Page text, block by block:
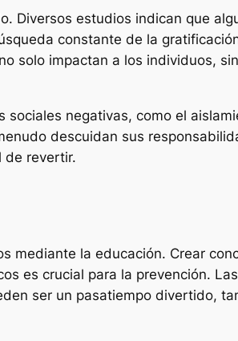
Diversos estudios indican que
constante de la
solo impactan a los individuos,
negativas, como el
descuidan sus
de revertir.
mediante la educación. Crear
es crucial para la prevención.
ser un pasatiempo divertido,